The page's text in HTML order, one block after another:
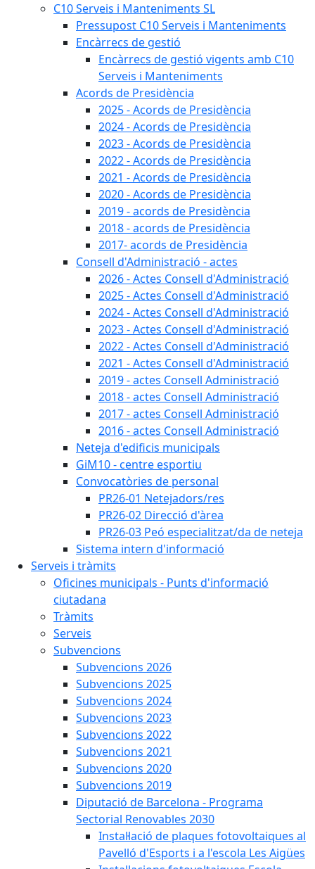
C10 Serveis i Manteniments SL
Pressupost C10 Serveis i Manteniments
Encàrrecs de gestió
Encàrrecs de gestió vigents amb C10
Serveis i Manteniments
Acords de Presidència
2025 - Acords de Presidència
2024 - Acords de Presidència
2023 - Acords de Presidència
2022 - Acords de Presidència
2021 - Acords de Presidència
2020 - Acords de Presidència
2019 - acords de Presidència
2018 - acords de Presidència
2017- acords de Presidència
Consell d'Administració - actes
2026 - Actes Consell d'Administració
2025 - Actes Consell d'Administració
2024 - Actes Consell d'Administració
2023 - Actes Consell d'Administració
2022 - Actes Consell d'Administració
2021 - Actes Consell d'Administració
2019 - actes Consell Administració
2018 - actes Consell Administració
2017 - actes Consell Administració
2016 - actes Consell Administració
Neteja d'edificis municipals
GiM10 - centre esportiu
Convocatòries de personal
PR26-01 Netejadors/res
PR26-02 Direcció d'àrea
PR26-03 Peó especialitzat/da de neteja
Sistema intern d'informació
Serveis i tràmits
Oficines municipals - Punts d'informació
ciutadana
Tràmits
Serveis
Subvencions
Subvencions 2026
Subvencions 2025
Subvencions 2024
Subvencions 2023
Subvencions 2022
Subvencions 2021
Subvencions 2020
Subvencions 2019
Diputació de Barcelona - Programa
Sectorial Renovables 2030
Instal·lació de plaques fotovoltaiques al
Pavelló d'Esports i a l'escola Les Aigües